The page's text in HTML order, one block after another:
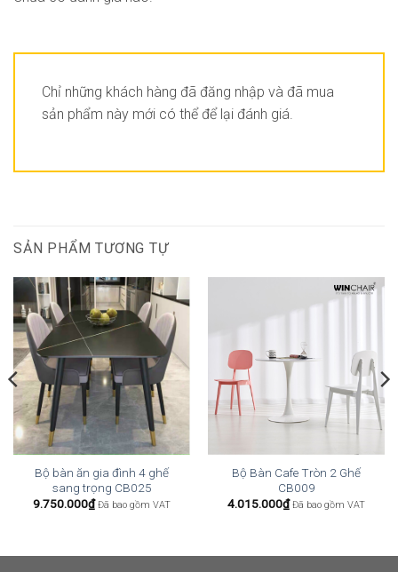
Chỉ những khách hàng đã đăng nhập và đã mua
sản phẩm này mới có thể để lại đánh giá.
SẢN PHẨM TƯƠNG TỰ
Bộ bàn ăn gia đình 4 ghế
sang trọng CB025
9.750.000₫ Đã bao gồm VAT
Bộ Bàn Cafe Tròn 2 Ghế
CB009
4.015.000₫ Đã bao gồm VAT